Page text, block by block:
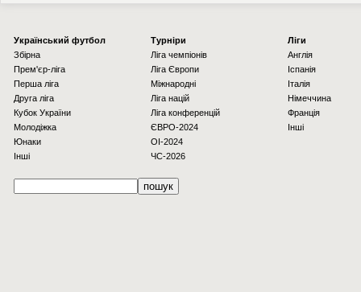
Українcький футбол
Збірна
Прем'єр-ліга
Перша ліга
Друга ліга
Кубок України
Молодіжка
Юнаки
Інші
Турніри
Ліга чемпіонів
Ліга Європи
Міжнародні
Ліга націй
Ліга конференцій
ЄВРО-2024
OI-2024
ЧС-2026
Ліги
Англія
Іспанія
Італія
Німеччина
Франція
Інші